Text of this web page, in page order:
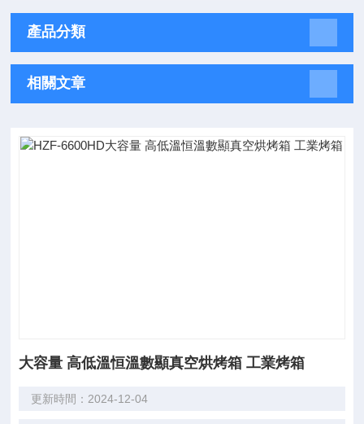
產品分類
相關文章
大容量 高低溫恒溫數顯真空烘烤箱 工業烤箱
更新時間：2024-12-04